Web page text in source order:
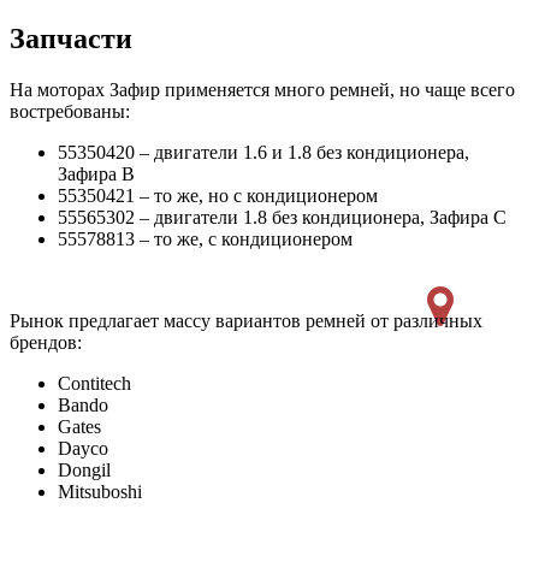
Запчасти
На моторах Зафир применяется много ремней, но чаще всего
востребованы:
55350420 – двигатели 1.6 и 1.8 без кондиционера,
Зафира В
55350421 – то же, но с кондиционером
55565302 – двигатели 1.8 без кондиционера, Зафира С
55578813 – то же, с кондиционером
Рынок предлагает массу вариантов ремней от различных
брендов:
Contitech
Bando
Gates
Dayco
Dongil
Mitsuboshi